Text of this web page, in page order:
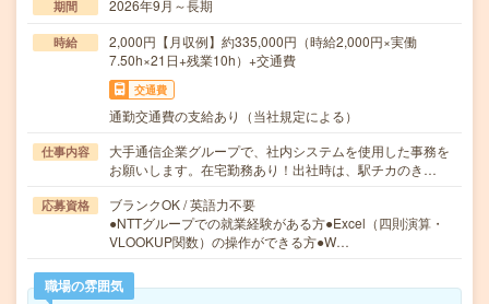
期間 2026年9月～長期
時給
2,000円【月収例】約335,000円（時給2,000円×実働
7.50h×21日+残業10h）+交通費
交通費
通勤交通費の支給あり（当社規定による）
仕事内容
大手通信企業グループで、社内システムを使用した事務を
お願いします。在宅勤務あり！出社時は、駅チカのき…
応募資格
ブランクOK / 英語力不要
●NTTグループでの就業経験がある方●Excel（四則演算・
VLOOKUP関数）の操作ができる方●W…
職場の雰囲気